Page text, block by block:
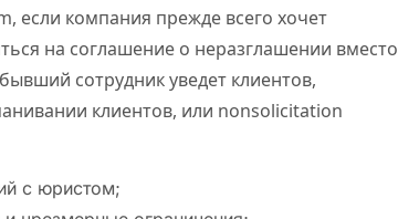
если компания прежде всего хочет
на соглашение о неразглашении вместо
сотрудник уведет клиентов,
клиентов, или nonsolicitation
с юристом;